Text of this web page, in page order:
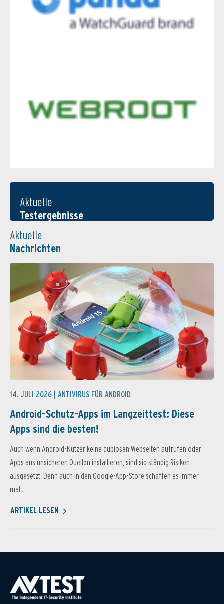
Aktuelle
Testergebnisse
Aktuelle
Nachrichten
14. JULI 2026 | ANTIVIRUS FÜR ANDROID
Android-Schutz-Apps im Langzeittest: Diese
Apps sind die besten!
Auch wenn Android-Nutzer keine dubiosen Webseiten aufrufen oder
Apps aus unsicheren Quellen installieren, sind sie ständig Risiken
ausgesetzt. Denn auch in den Google-App-Store schaffen es immer
mal...
ARTIKEL LESEN